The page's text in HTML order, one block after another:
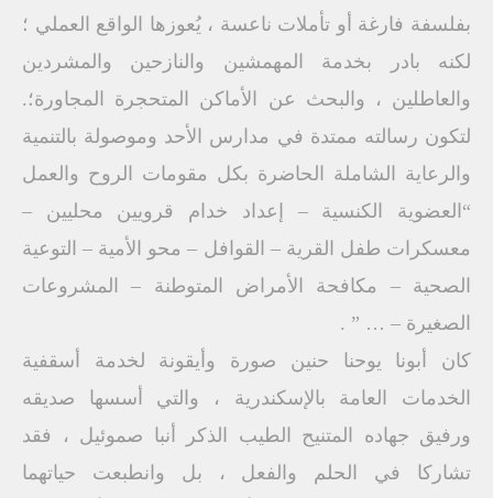
بفلسفة فارغة أو تأملات ناعسة ، يُعوزها الواقع العملي ؛
لكنه بادر بخدمة المهمشين والنازحين والمشردين
والعاطلين ، والبحث عن الأماكن المتحجرة المجاورة؛.
لتكون رسالته ممتدة في مدارس الأحد وموصولة بالتنمية
والرعاية الشاملة الحاضرة بكل مقومات الروح والعمل
“العضوية الكنسية – إعداد خدام قرويين محليين –
معسكرات طفل القرية – القوافل – محو الأمية – التوعية
الصحية – مكافحة الأمراض المتوطنة – المشروعات
الصغيرة – … ” .
كان أبونا يوحنا حنين صورة وأيقونة لخدمة أسقفية
الخدمات العامة بالإسكندرية ، والتي أسسها صديقه
ورفيق جهاده المتنيح الطيب الذكر أنبا صموئيل ، فقد
تشاركا في الحلم والفعل ، بل وانطبعت حياتهما